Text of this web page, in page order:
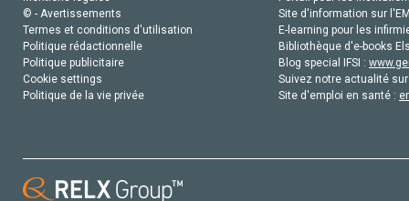
© - Avertissements
Termes et conditions d'utilisation
Politique rédactionnelle
Politique publicitaire
Cookie settings
Politique de la vie privée
Site d'information sur
E-learning pour les
Bibliothèque d'e-books
Blog special IFSI :
Suivez notre actualité
Site d'emploi en santé :